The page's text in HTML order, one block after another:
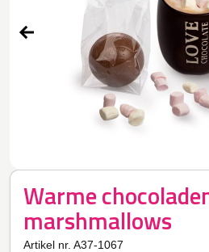
Warme
marshmallows
Artikel nr. A37-1067